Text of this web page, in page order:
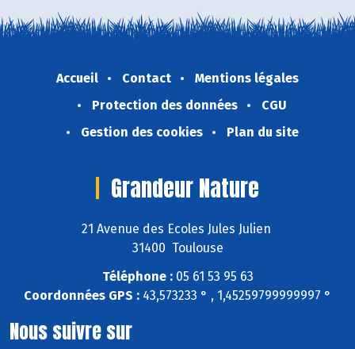
Accueil Contact
Mentions légales
Protection des données
CGU
Gestion des cookies
Plan du site
Grandeur Nature
21 Avenue des Ecoles Jules Julien
31400 Toulouse
Téléphone :05 61 53 95 63
Coordonnées GPS : 43,573233 ° , 1,45259799999997 °
Nous suivre sur